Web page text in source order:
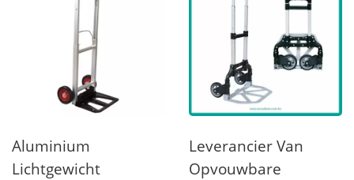
Aluminium
Lichtgewicht
Leverancier Van
Opvouwbare